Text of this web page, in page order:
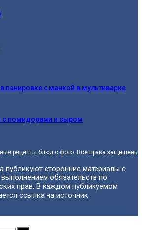
панировке с манкой в мультиварке
с помидорами и сыром
рецепты блюд с фото. Все права защищены.
публикуют сторонние материалы с
обязательств по
прав. В каждом публикуемом
ссылка на источник